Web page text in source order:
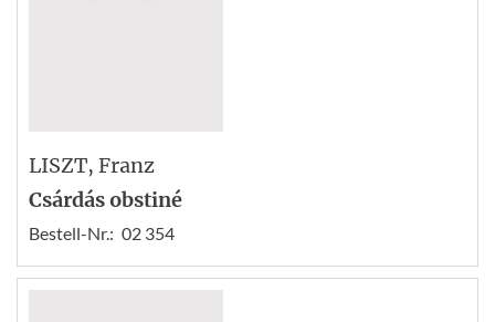
LISZT, Franz
Csárdás obstiné
Bestell-Nr.: 02 354